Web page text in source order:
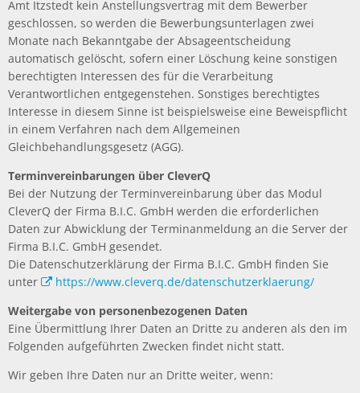
Amt Itzstedt kein Anstellungsvertrag mit dem Bewerber
geschlossen, so werden die Bewerbungsunterlagen zwei
Monate nach Bekanntgabe der Absageentscheidung
automatisch gelöscht, sofern einer Löschung keine sonstigen
berechtigten Interessen des für die Verarbeitung
Verantwortlichen entgegenstehen. Sonstiges berechtigtes
Interesse in diesem Sinne ist beispielsweise eine Beweispflicht
in einem Verfahren nach dem Allgemeinen
Gleichbehandlungsgesetz (AGG).
Terminvereinbarungen über CleverQ
Bei der Nutzung der Terminvereinbarung über das Modul
CleverQ der Firma B.I.C. GmbH werden die erforderlichen
Daten zur Abwicklung der Terminanmeldung an die Server der
Firma B.I.C. GmbH gesendet.
Die Datenschutzerklärung der Firma B.I.C. GmbH finden Sie
unter
https://www.cleverq.de/datenschutzerklaerung/
Weitergabe von personenbezogenen Daten
Eine Übermittlung Ihrer Daten an Dritte zu anderen als den im
Folgenden aufgeführten Zwecken findet nicht statt.
Wir geben Ihre Daten nur an Dritte weiter, wenn: